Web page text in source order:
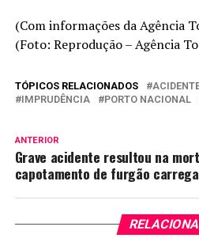
(Com informações da Agência
(Foto: Reprodução – Agência
TÓPICOS RELACIONADOS
IMPRUDÊNCIA
PORTO NACIONAL
ANTERIOR
Grave acidente resultou na
capotamento de furgão